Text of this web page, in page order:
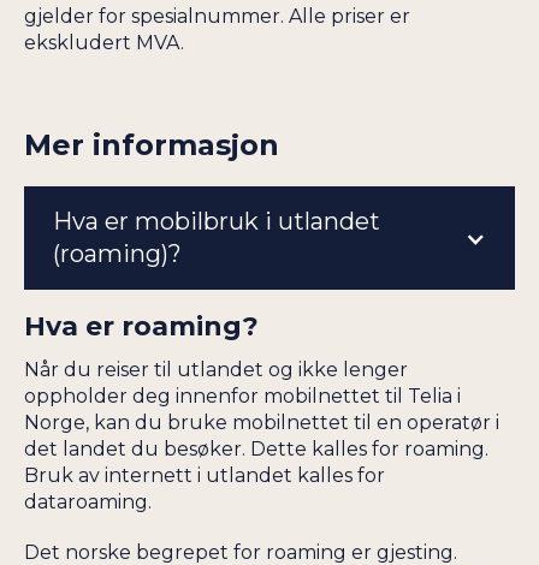
gjelder for spesialnummer. Alle priser er
ekskludert MVA.
Mer informasjon
Hva er mobilbruk i utlandet
(roaming)?
Hva er roaming?
Når du reiser til utlandet og ikke lenger
oppholder deg innenfor mobilnettet til Telia i
Norge, kan du bruke mobilnettet til en operatør i
det landet du besøker. Dette kalles for roaming.
Bruk av internett i utlandet kalles for
dataroaming.
Det norske begrepet for roaming er gjesting.